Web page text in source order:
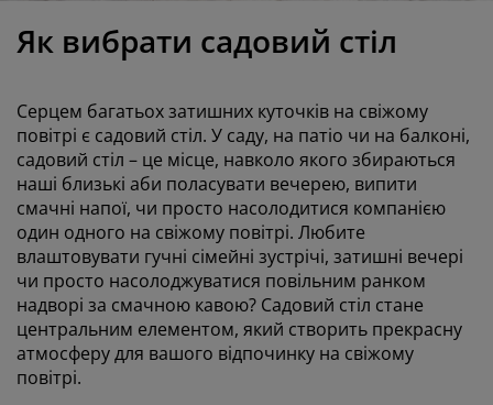
для спальні
до ліжок
матраци
ліжка
та аксесуари
ліхтарі
товари
кімната
для прання
Як вибрати садовий стіл
Серцем багатьох затишних куточків на свіжому
повітрі є садовий стіл. У саду, на патіо чи на балконі,
садовий стіл – це місце, навколо якого збираються
наші близькі аби поласувати вечерею, випити
смачні напої, чи просто насолодитися компанією
один одного на свіжому повітрі. Любите
влаштовувати гучні сімейні зустрічі, затишні вечері
чи просто насолоджуватися повільним ранком
надворі за смачною кавою? Садовий стіл стане
центральним елементом, який створить прекрасну
атмосферу для вашого відпочинку на свіжому
повітрі.